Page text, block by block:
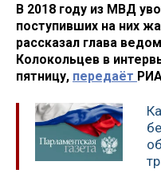
В 2018 году из МВД
поступивших на них
рассказал глава
Колокольцев в
пятницу, передаёт